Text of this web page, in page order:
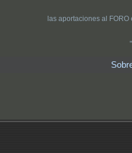
las aportaciones al